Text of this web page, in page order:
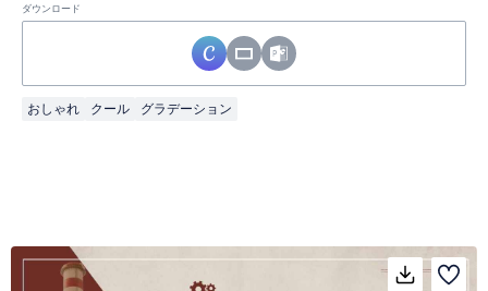
ダウンロード
おしゃれ クール グラデーション